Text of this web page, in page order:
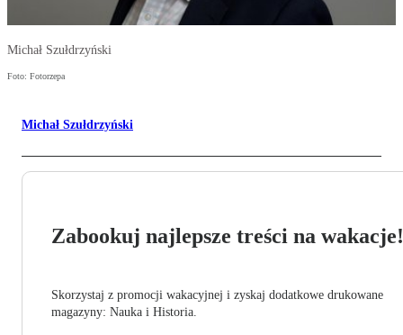
Michał Szułdrzyński
Foto: Fotorzepa
Michał Szułdrzyński
Zabookuj najlepsze treści na wakacje!
Skorzystaj z promocji wakacyjnej i zyskaj dodatkowe drukowane
magazyny: Nauka i Historia.